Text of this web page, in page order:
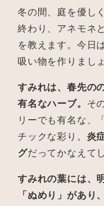
冬の間、庭を優し
終わり、アネモネ
を教えます。今日
吸い物を作りまし
すみれは、春先の
有名なハーブ。 そ
リーでも有名な、
チックな彩り。 炎
グだってかなえて
すみれの葉には、
「ぬめり」があり